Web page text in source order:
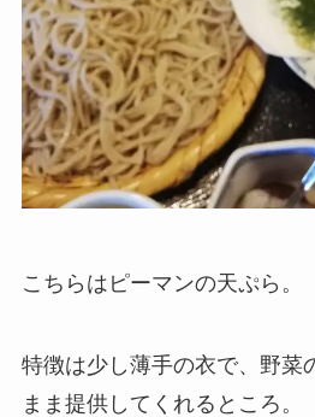
こちらはピーマンの天ぷら。
特徴は少し薄手の衣で、野菜
まま提供してくれるところ。